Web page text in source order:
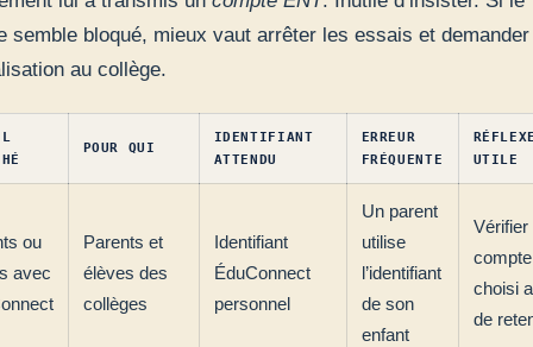
semble bloqué, mieux vaut arrêter les essais et demander
au collège.
POUR QUI
IDENTIFIANT
ATTENDU
ERREUR
FRÉQUENTE
UTILE
ou
avec
Parents et
élèves des
collèges
Identifiant
ÉduConnect
personnel
Un parent
utilise
l’identifiant
de son
enfant
Vérifier
compte
choisi
de